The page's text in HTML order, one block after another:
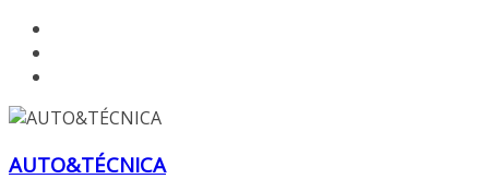
AUTO&TÉCNICA